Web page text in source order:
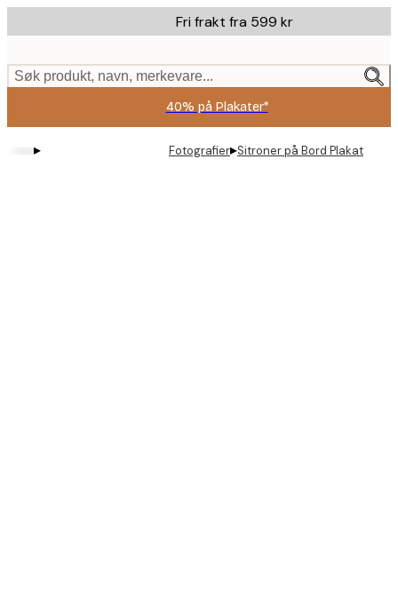
to
content.
Fri frakt fra 599 kr
Søk produkt, navn, merkevare...
40% på Plakater*
▸ Fotografier▸Sitroner på Bord Plakat